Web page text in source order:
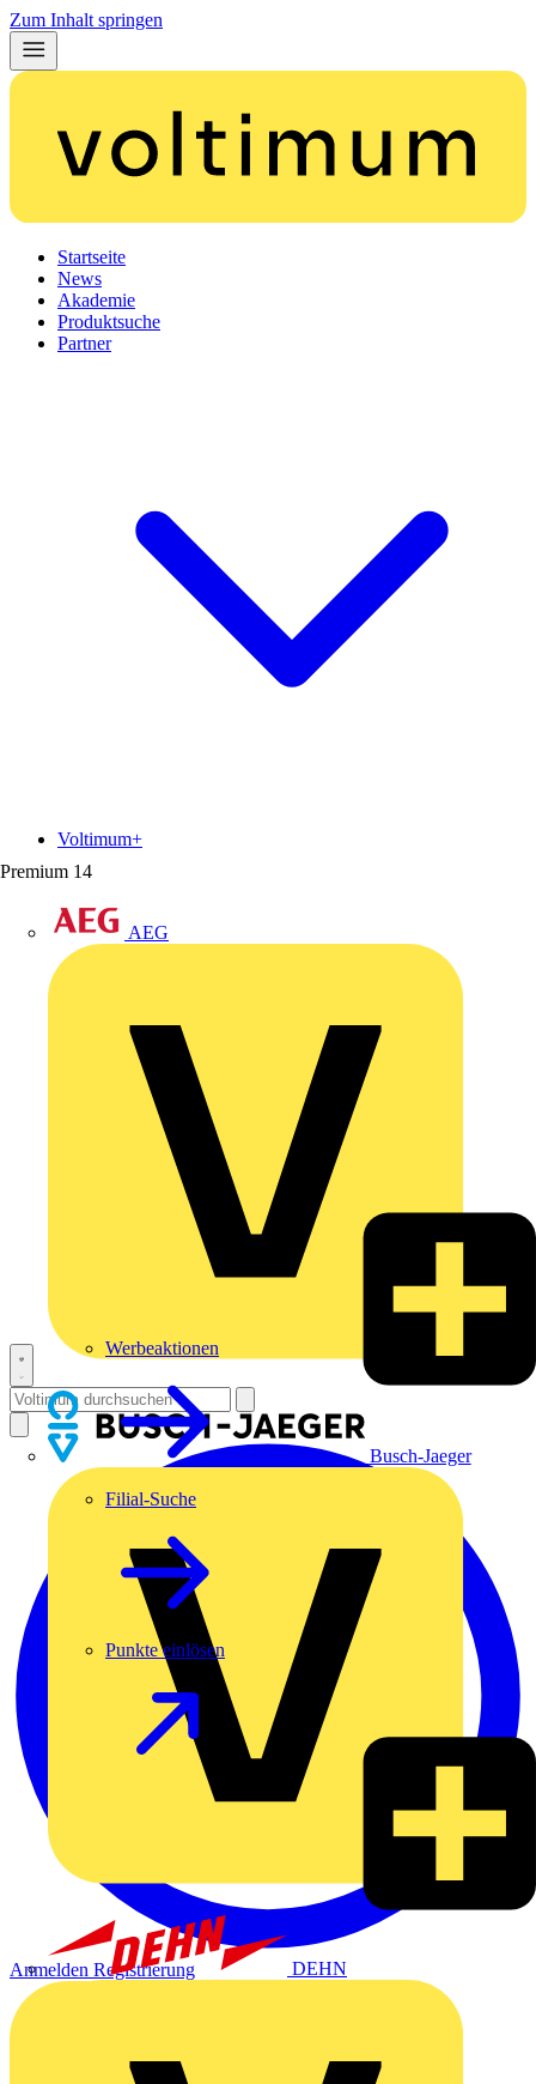
Zum Inhalt springen
Startseite
News
Akademie
Produktsuche
Partner
Premium 14
AEG
Busch-Jaeger
DEHN
Voltimum+
Werbeaktionen
Filial-Suche
Punkte einlösen
Anmelden Registrierung